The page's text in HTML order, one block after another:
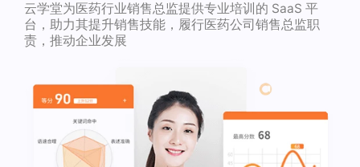
云学堂为医药行业销售总监提供专业培训的 SaaS 平
台，助力其提升销售技能，履行医药公司销售总监职
责，推动企业发展